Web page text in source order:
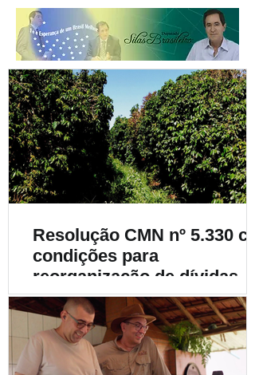
Resolução CMN nº 5.330
condições para
reorganização de dívidas de
cafeicultores